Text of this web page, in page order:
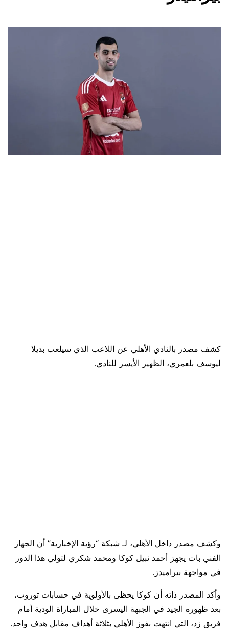
كشف مصدر بالنادي الأهلي عن اللاعب الذي سيلعب بديلا
ليوسف بلعمري، الظهير الأيسر للنادي.
وكشف مصدر داخل الأهلي، لـ شبكة “رؤية الإخبارية” أن الجهاز
الفني بات يجهز أحمد نبيل كوكا ومحمد شكري لتولي هذا الدور
في مواجهة بيراميدز.
وأكد المصدر ذاته أن كوكا يحظى بالأولوية في حسابات توروب،
بعد ظهوره الجيد في الجبهة اليسرى خلال المباراة الودية أمام
فريق زد، التي انتهت بفوز الأهلي بثلاثة أهداف مقابل هدف واحد.